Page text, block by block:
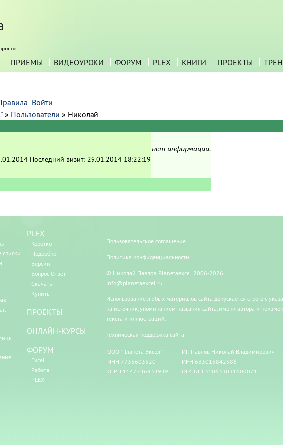
ПРИЕМЫ ВИДЕОУРОКИ ФОРУМ PLEX КНИГИ ПРОЕКТЫ
Войти
» Пользователи » Николай
Последний визит: 29.01.2014 18:22:19
нет информации.
PLEX
Коротко
Подробно
Версии
Вопрос-Ответ
Скачать
Купить
ПРОЕКТЫ
ОНЛАЙН-КУРСЫ
ФОРУМ
Excel
Работа
PLEX
Пользовательское соглашение
Политика конфиденциальности
© Николай Павлов, Planetaexcel, 2006-2026
info@planetaexcel.ru
Использование любых материалов сайта допускается строго с
на источник, упоминанием названия сайта, имени автора и
текста и иллюстраций.
Техническая поддержка сайта
ООО "Планета Эксел"
ИНН 7735603520
ОГРН 1147746834949
ИП Павлов Николай Владимирович
ИНН 633015842586
ОГРНИП 310633031600071